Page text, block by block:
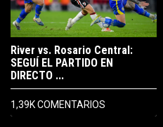
River vs. Rosario Central:
SEGUÍ EL PARTIDO EN
DIRECTO ...
1,39K COMENTARIOS